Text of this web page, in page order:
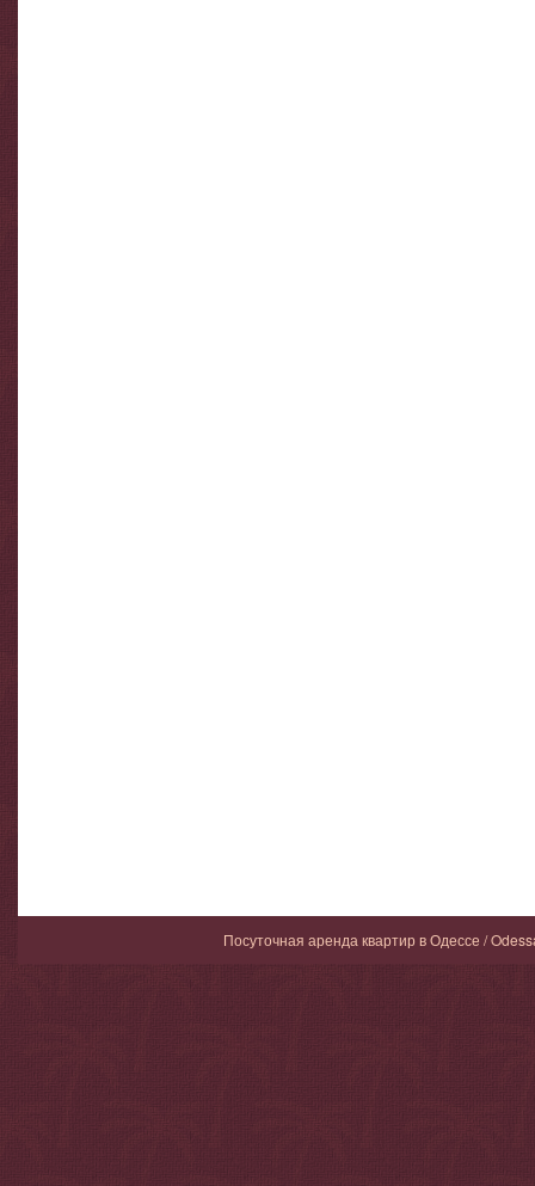
Посуточная аренда квартир в Одессе /